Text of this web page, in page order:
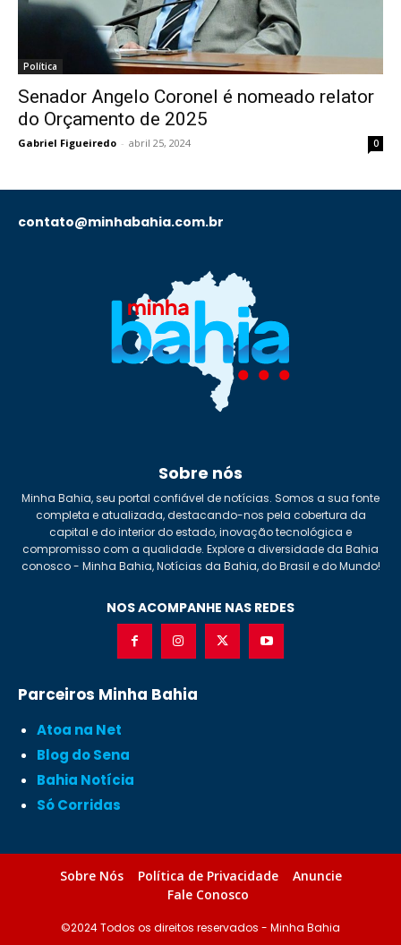
Política
Senador Angelo Coronel é nomeado relator
do Orçamento de 2025
Gabriel Figueiredo - abril 25, 2024 0
contato@minhabahia.com.br
Sobre nós
Minha Bahia, seu portal confiável de notícias. Somos a sua fonte
completa e atualizada, destacando-nos pela cobertura da
capital e do interior do estado, inovação tecnológica e
compromisso com a qualidade. Explore a diversidade da Bahia
conosco - Minha Bahia, Notícias da Bahia, do Brasil e do Mundo!
NOS ACOMPANHE NAS REDES
Parceiros Minha Bahia
Atoa na Net
Blog do Sena
Bahia Notícia
Só Corridas
Sobre Nós Política de Privacidade
Anuncie
Fale Conosco
©2024 Todos os direitos reservados - Minha Bahia